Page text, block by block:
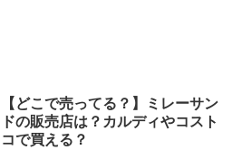
【どこで売ってる？】ミレーサン
ドの販売店は？カルディやコスト
コで買える？